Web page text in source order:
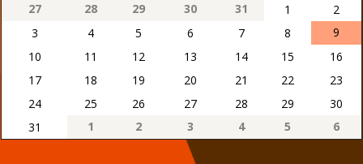
27
28 29 30 31 1
2
3
4 5 6 7 8
9
10
11 12 13 14 15
16
17
18 19 20 21 22
23
24
25 26 27 28 29
30
31
1 2 3 4 5 6